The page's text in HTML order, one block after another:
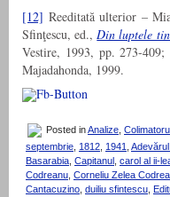
[12] Reeditată ulterior –
Sfinţescu, ed.,Din luptele
Vestire, 1993, pp. 273-
Majadahonda, 1999.
Posted inAnalize
septembrie 1812 1941
Basarabia Capitanul carol al ii-
Codreanu Corneliu Zelea
Cantacuzino duiliu sfintescu